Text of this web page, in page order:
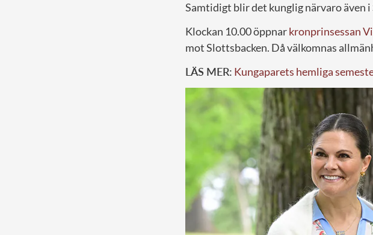
Samtidigt blir det kunglig närvaro även
Klockan 10.00 öppnarkronprinsessan
mot Slottsbacken. Då välkomnas
LÄS MER: Kungaparets hemliga